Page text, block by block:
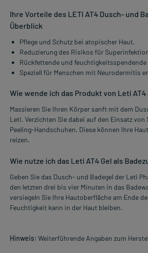
Ihre Vorteile des LETI AT4 Dusch- und
Überblick
Pflege und Schutz bei atopischer Haut.
Reduzierung des Risikos für
Rückfettende und
Speziell für Menschen mit Neurodermitis
Wie wende ich das Produkt von Leti AT4
Massieren Sie Ihren Körper sanft mit dem
Leti. Verzichten Sie dabei auf den Einsatz
Peeling-Handschuhen. Diese können Ihre
reizen.
Wie nutze ich das Leti AT4 Gel als
Geben Sie das Dusch- und Badegel der Leti
den letzten drei bis vier Minuten in das
versiegeln Sie Ihre Hautoberfläche am Ende
Feuchtigkeit kann in der Haut bleiben.
Hinweis: Weiterführende Angaben zum